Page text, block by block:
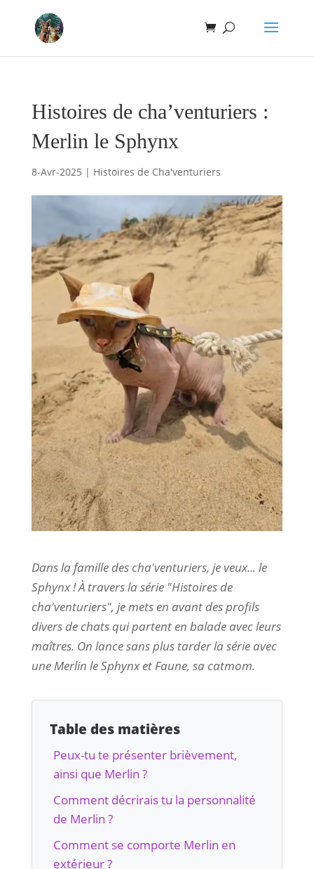
Histoires de cha’venturiers :
Merlin le Sphynx
8-Avr-2025 | Histoires de Cha'venturiers
Dans la famille des cha'venturiers, je veux... le
Sphynx ! À travers la série "Histoires de
cha'venturiers", je mets en avant des profils
divers de chats qui partent en balade avec leurs
maîtres. On lance sans plus tarder la série avec
une Merlin le Sphynx et Faune, sa catmom.
Table des matières
Peux-tu te présenter brièvement,
ainsi que Merlin ?
Comment décrirais tu la personnalité
de Merlin ?
Comment se comporte Merlin en
extérieur ?